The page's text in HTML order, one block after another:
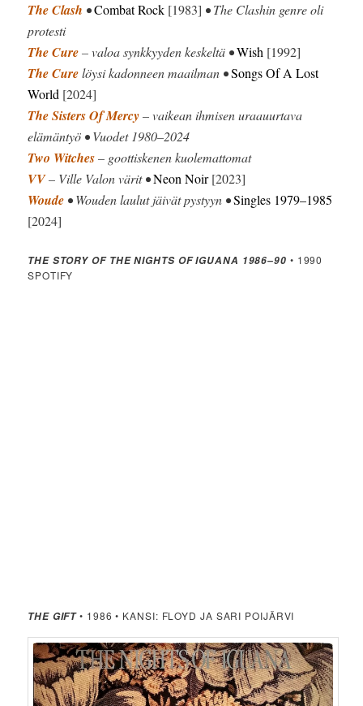
The Clash •Combat Rock [1983] • The Clashin genre oli
protesti
The Cure– valoa synkkyyden keskeltä •Wish [1992]
The Curelöysi kadonneen maailman •Songs Of A Lost
World [2024]
The Sisters Of Mercy– vaikean ihmisen uraauurtava
elämäntyö • Vuodet 1980–2024
Two Witches– goottiskenen kuolemattomat
VV– Ville Valon värit •Neon Noir[2023]
Woude • Wouden laulut jäivät pystyyn •Singles 1979–1985
[2024]
THE STORY OF THE NIGHTS OF IGUANA 1986–90 • 1990
SPOTIFY
THE GIFT• 1986 • KANSI: FLOYD JA SARI POIJÄRVI